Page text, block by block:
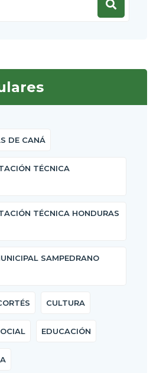
DE CANÁ
TÉCNICA
TÉCNICA HONDURAS
SAMPEDRANO
CULTURA
EDUCACIÓN